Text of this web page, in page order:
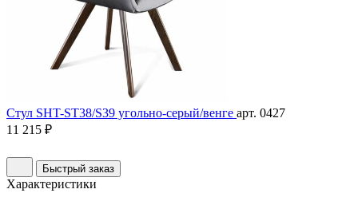
Стул SHT-ST38/S39 угольно-серый/венге арт. 0427
11 215 ₽
Быстрый заказ
Характеристики